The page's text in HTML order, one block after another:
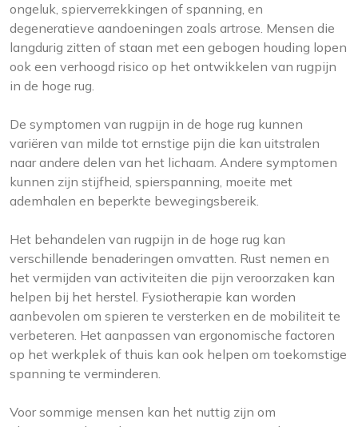
ongeluk, spierverrekkingen of spanning, en
degeneratieve aandoeningen zoals artrose. Mensen die
langdurig zitten of staan met een gebogen houding lopen
ook een verhoogd risico op het ontwikkelen van rugpijn
in de hoge rug.
De symptomen van rugpijn in de hoge rug kunnen
variëren van milde tot ernstige pijn die kan uitstralen
naar andere delen van het lichaam. Andere symptomen
kunnen zijn stijfheid, spierspanning, moeite met
ademhalen en beperkte bewegingsbereik.
Het behandelen van rugpijn in de hoge rug kan
verschillende benaderingen omvatten. Rust nemen en
het vermijden van activiteiten die pijn veroorzaken kan
helpen bij het herstel. Fysiotherapie kan worden
aanbevolen om spieren te versterken en de mobiliteit te
verbeteren. Het aanpassen van ergonomische factoren
op het werkplek of thuis kan ook helpen om toekomstige
spanning te verminderen.
Voor sommige mensen kan het nuttig zijn om